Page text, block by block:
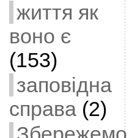
життя як
воно є
(153)
заповідна
справа(2)